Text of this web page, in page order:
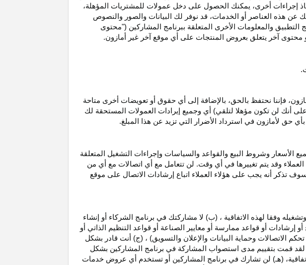
إجراءات أخرى، يمكنك الحصول على دخل عمولات للمشتريات
المؤهلة،
عن هذه العناصر أو
الخدمات، قد نوفر لك البيانات والصور والنصوص
التطبيق والمعلومات الأخرى المتعلقة ببرنامج المشاركين ("محتوى
محتوى آخر يتعلق بعروض المنتجات على أي موقع آخر غير أمازون.
فإننا نحتفظ بالحق، بالإضافة إلى أي حقوق أو تعويضات أخرى متاحة
أنك لن تكون مؤهلا لتلقي) أي وجميع إيرادات العمولات المستحقة لك
حق لأمازون في استرداد الأضرار التي تزيد عن هذا المبلغ.
الأسعار وشروط البيع والقواعد والسياسات وإجراءات التشغيل المتعلقة
وقد يتم تغييرها في أي وقت. لن تتعامل مع أي اتصالات مع أي من
تذكر أنه يجب على هؤلاء العملاء اتباع إرشادات الاتصال على موقع
وفقا لهذه الاتفاقية ، (ب) لا مشاركتك في برنامج الشركاء أو إنشاء
إرشادات أو قواعد ممارسة أو معايير الصناعة أو قواعد التنظيم الذاتي أو
الاتصالات وحماية البيانات والإعلان والتسويق) ، (ج) أنت قادر بشكل
لقد قمت بتقييم مدى استصواب
المشاركة في برنامج المشاركين بشكل
(هـ) لن تشارك في برنامج المشاركين أو تستخدم أي عروض خدمات